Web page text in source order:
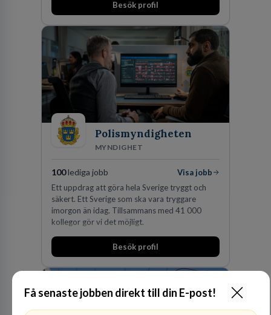
Få senaste jobben direkt till din E-post!
affärsjuridikens alla områden och vi har några
fler än 450 jurister på fem kontor i Stockholm,
Köpenhamn, Århus, Oslo och Helsingfors kan vi
på DLA Piper erbjuda våra klienter en unik,
effektiv och gränsöverskridande nordisk
expertis. På vårt kontor i centrala Stockholm är
vi idag drygt 240 medarbetare.
Besök profil
Polismyndigheten
MYNDIGHET
100lediga jobb
Visa jobb
Ett uppdrag att göra hela Sverige tryggt och
säkert. Ett Sverige som ska vara tryggare
imorgon än idag. Tillsammans med 41 000
kollegor gör vi det möjligt.
Besök profil